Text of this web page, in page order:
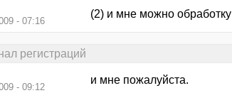
- 07:16
(2) и мне можно обработку
регистраций
- 09:12
и мне пожалуйста.